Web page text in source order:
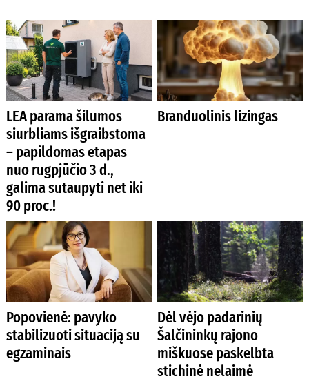
LEA parama šilumos
siurbliams išgraibstoma
– papildomas etapas
nuo rugpjūčio 3 d.,
galima sutaupyti net iki
90 proc.!
Branduolinis lizingas
Popovienė: pavyko
stabilizuoti situaciją su
egzaminais
Dėl vėjo padarinių
Šalčininkų rajono
miškuose paskelbta
stichinė nelaimė